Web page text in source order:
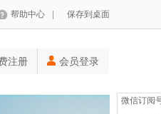
帮助中心 保存到桌面
注册 会员登录
微信订阅